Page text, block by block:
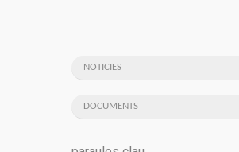
NOTICIES
DOCUMENTS